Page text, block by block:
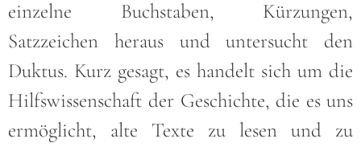
einzelne Buchstaben, Kürzungen,
Satzzeichen heraus und untersucht den
Duktus. Kurz gesagt, es handelt sich um die
Hilfswissenschaft der Geschichte, die es uns
ermöglicht, alte Texte zu lesen und zu